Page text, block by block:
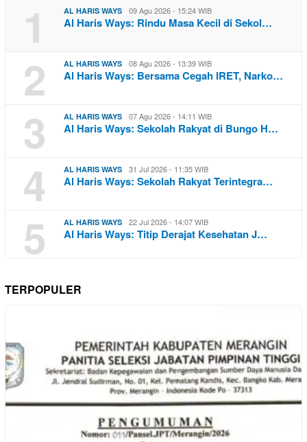
1 AL HARIS WAYS 09 Agu 2026 - 15:24 WIB
Al Haris Ways: Rindu Masa Kecil di Sekol…
2 AL HARIS WAYS 08 Agu 2026 - 13:39 WIB
Al Haris Ways: Bersama Cegah IRET, Narko…
3 AL HARIS WAYS 07 Agu 2026 - 14:11 WIB
Al Haris Ways: Sekolah Rakyat di Bungo H…
4 AL HARIS WAYS 31 Jul 2026 - 11:35 WIB
Al Haris Ways: Sekolah Rakyat Terintegra…
5 AL HARIS WAYS 22 Jul 2026 - 14:07 WIB
Al Haris Ways: Titip Derajat Kesehatan J…
TERPOPULER